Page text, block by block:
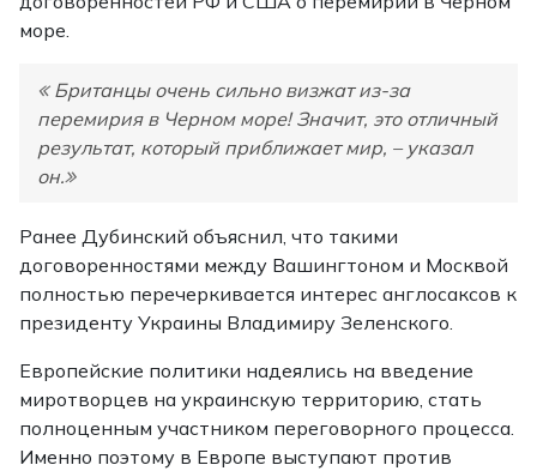
море.
Британцы очень сильно визжат из-за
перемирия в Черном море! Значит, это отличный
результат, который приближает мир, – указал
он.
Ранее Дубинский объяснил, что такими
договоренностями между Вашингтоном и Москвой
полностью перечеркивается интерес англосаксов к
президенту Украины Владимиру Зеленского.
Европейские политики надеялись на введение
миротворцев на украинскую территорию, стать
полноценным участником переговорного процесса.
Именно поэтому в Европе выступают против